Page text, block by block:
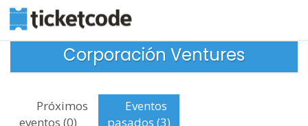
Corporación Ventures
Próximos
eventos (0)
Eventos
pasados (3)